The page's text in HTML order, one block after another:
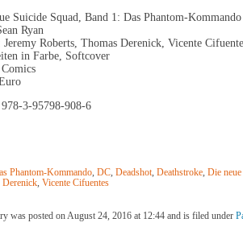
Suicide Squad, Band 1: Das Phantom-Kommando
Ryan
Roberts, Thomas Derenick, Vicente
in Farbe, Softcover
3-95798-908-6
Phantom-Kommando, DC, Deadshot, Deathstroke, Die
Derenick, Vicente Cifuentes
was posted on August 24, 2016 at 12:44 and is filed under